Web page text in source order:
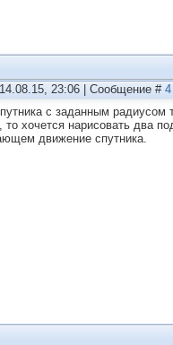
23:06 | Сообщение # 4
с заданным радиусом
то хочется нарисовать два
движение спутника.